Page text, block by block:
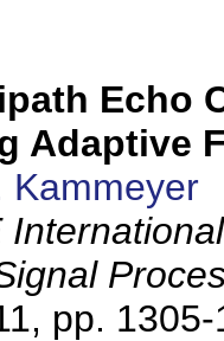
Echo
Adaptive
Kammeyer
pp.